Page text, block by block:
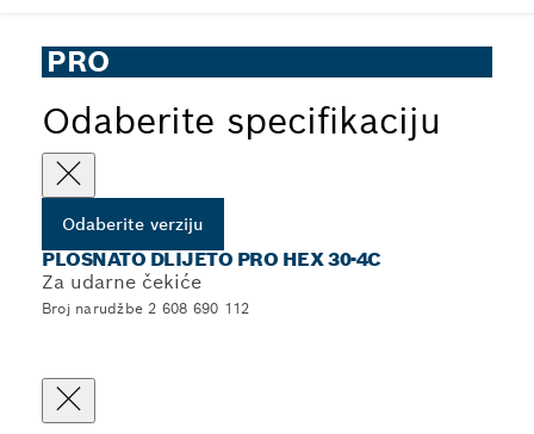
PRO
Odaberite specifikaciju
Odaberite verziju
PLOSNATO DLIJETO PRO HEX 30-4C
Za udarne čekiće
Broj narudžbe 2 608 690 112